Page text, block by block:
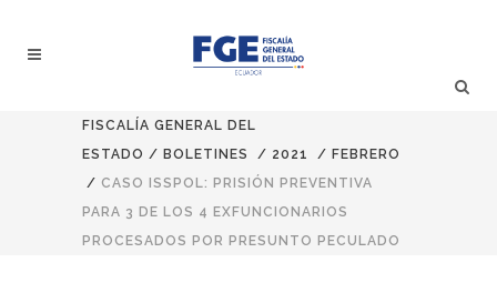
FISCALÍA GENERAL DEL
ESTADO / BOLETINES / 2021 / FEBRERO
/ CASO ISSPOL: PRISIÓN PREVENTIVA
PARA 3 DE LOS 4 EXFUNCIONARIOS
PROCESADOS POR PRESUNTO PECULADO